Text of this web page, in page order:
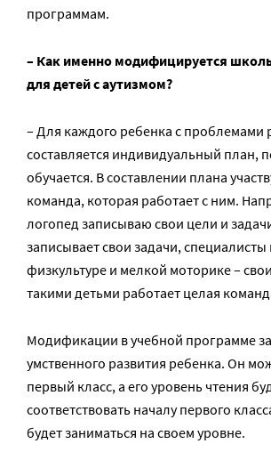
программам.
– Как именно модифицируется
для детей с аутизмом?
– Для каждого ребенка с проблемами
составляется индивидуальный план,
обучается. В составлении плана
команда, которая работает с ним.
логопед записываю свои цели и
записывает свои задачи,
физкультуре и мелкой моторике –
такими детьми работает целая
Модификации в учебной программе
умственного развития ребенка. Он
первый класс, а его уровень чтения
соответствовать началу первого
будет заниматься на своем уровне.